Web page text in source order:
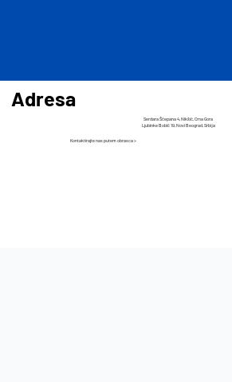
Adresa
Serdara Šćepana 4, Nikšić, Crna Gora
​Ljubinke Bobić 19, Novi Beograd, Srbija
Kontaktirajte nas putem obrasca >